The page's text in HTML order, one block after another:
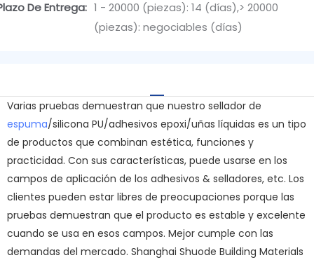
De Entrega: 1 - 20000 (piezas): 14 (días),> 20000
(piezas): negociables (días)
Varias pruebas demuestran que nuestro sellador de
espuma/silicona PU/adhesivos epoxi/uñas líquidas es un tipo
de productos que combinan estética, funciones y
practicidad. Con sus características, puede usarse en los
campos de aplicación de los adhesivos & selladores, etc. Los
clientes pueden estar libres de preocupaciones porque las
pruebas demuestran que el producto es estable y excelente
cuando se usa en esos campos. Mejor cumple con las
demandas del mercado. Shanghai Shuode Building Materials